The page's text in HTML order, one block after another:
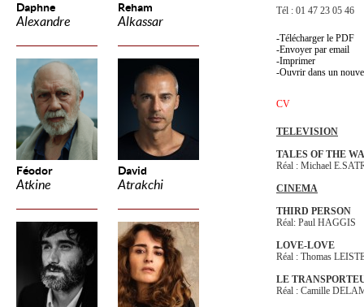
Daphne
Alexandre
Reham
Alkassar
Féodor
Atkine
David
Atrakchi
Tél : 01 47 23 05 46
Télécharger le PDF
Envoyer par email
Imprimer
Ouvrir dans un
CV
TELEVISION
TALES OF THE
Réal : Michael
CINEMA
THIRD PERSON
Réal: Paul HAGGIS
LOVE-LOVE
Réal : Thomas
LE
Réal : Camille